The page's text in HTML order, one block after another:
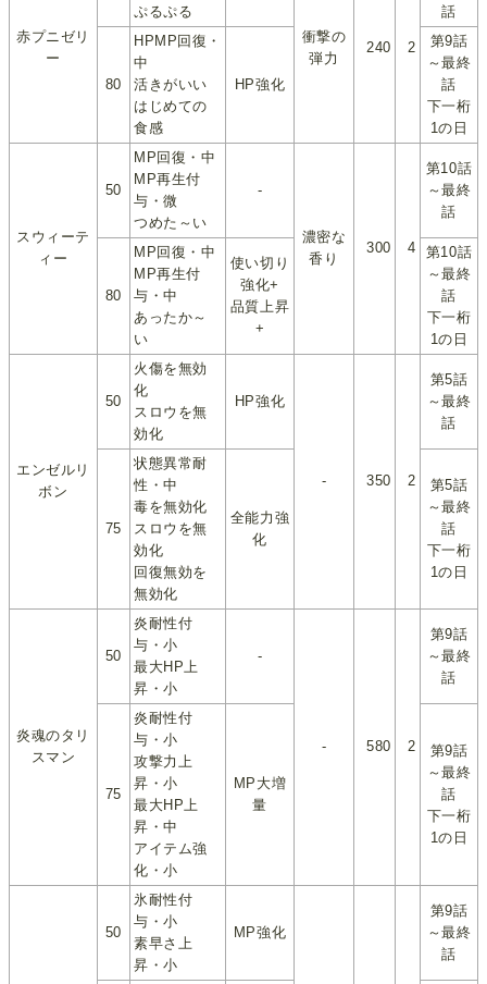
赤プニゼリ
ー
ぷるぷる
衝撃の
弾力
240 2
話
80
HPMP回復・
中
活きがいい
はじめての
食感
HP強化
第9話
～最終
話
下一桁
1の日
スウィーテ
ィー
50
MP回復・中
MP再生付
与・微
つめた～い
-
濃密な
香り
300 4
第10話
～最終
話
80
MP回復・中
MP再生付
与・中
あったか～
い
使い切り
強化+
品質上昇
+
第10話
～最終
話
下一桁
1の日
エンゼルリ
ボン
50
火傷を無効
化
スロウを無
効化
HP強化
- 350 2
第5話
～最終
話
75
状態異常耐
性・中
毒を無効化
スロウを無
効化
回復無効を
無効化
全能力強
化
第5話
～最終
話
下一桁
1の日
炎魂のタリ
スマン
50
炎耐性付
与・小
最大HP上
昇・小
-
- 580 2
第9話
～最終
話
75
炎耐性付
与・小
攻撃力上
昇・小
最大HP上
昇・中
アイテム強
化・小
MP大増
量
第9話
～最終
話
下一桁
1の日
50
氷耐性付
与・小
素早さ上
昇・小
MP強化
第9話
～最終
話